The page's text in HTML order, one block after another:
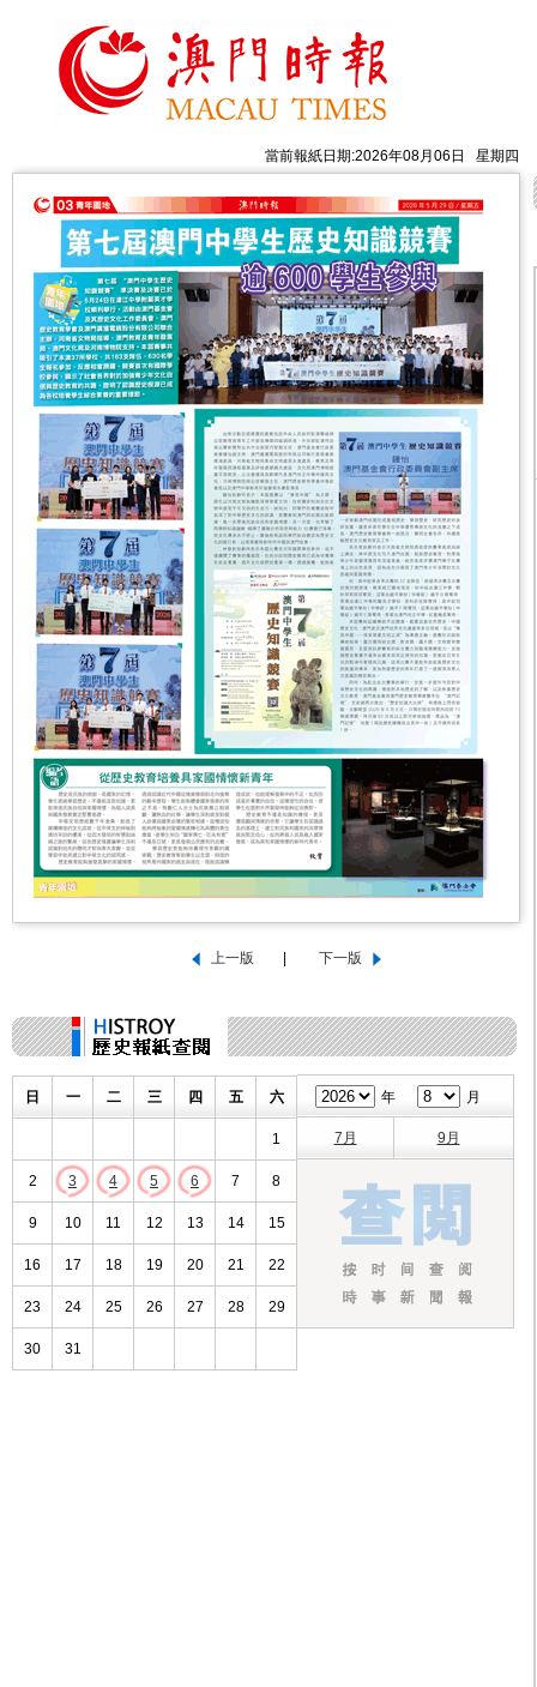
當前報紙日期:2026年08月06日 星期四
日 一 二 三 四 五 六
1
2 3 4 5 6 7 8
9 10 11 12 13 14 15
16 17 18 19 20 21 22
23 24 25 26 27 28 29
30 31
年 月
7月 9月